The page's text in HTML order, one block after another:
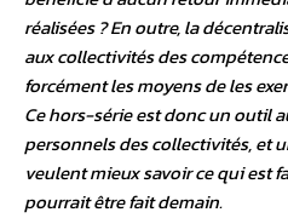
réalisées ? En outre, la
aux collectivités des
forcément les moyens de les
Ce hors-série est donc un outil
personnels des collectivités, et
veulent mieux savoir ce qui est
pourrait être fait demain.